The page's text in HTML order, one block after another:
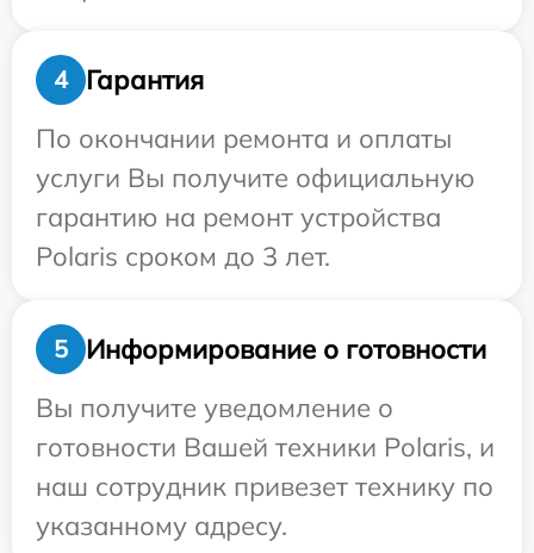
4
Гарантия
По окончании ремонта и оплаты
услуги Вы получите официальную
гарантию на ремонт устройства
Polaris сроком до 3 лет.
5
Информирование о готовности
Вы получите уведомление о
готовности Вашей техники Polaris, и
наш сотрудник привезет технику по
указанному адресу.